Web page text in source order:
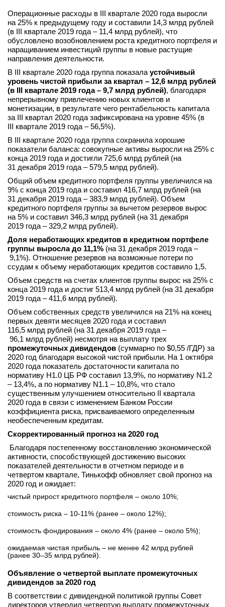
Операционные расходы в III квартале 2020 года выросли
на 25% к предыдущему году и составили 14,3 млрд рублей
(в III квартале 2019 года – 11,4 млрд рублей), что
обусловлено возобновлением роста кредитного портфеля и
наращиванием инвестиций группы в новые растущие
направления деятельности.
В III квартале 2020 года группа показала устойчивый
уровень чистой прибыли за квартал – 12,6 млрд рублей
(в III квартале 2019 года – 9,7 млрд рублей), благодаря
непрерывному привлечению новых клиентов и
монетизации, в результате чего рентабельность капитала
за III квартал 2020 года зафиксирована на уровне 45% (в
III квартале 2019 года – 56,5%).
В III квартале 2020 года группа сохранила хорошие
показатели баланса: совокупные активы выросли на 25% с
конца 2019 года и достигли 725,6 млрд рублей (на
31 декабря 2019 года – 579,5 млрд рублей).
Общий объем кредитного портфеля группы увеличился на
9% с конца 2019 года и составил 416,7 млрд рублей (на
31 декабря 2019 года – 383,9 млрд рублей). Объем
кредитного портфеля группы за вычетом резервов вырос
на 5% и составил 346,3 млрд рублей (на 31 декабря
2019 года – 329,2 млрд рублей).
Доля неработающих кредитов в кредитном портфеле
группы выросла до 11,1% (на 31 декабря 2019 года –
9,1%). Отношение резервов на возможные потери по
ссудам к объему неработающих кредитов составило 1,5.
Объем средств на счетах клиентов группы вырос на 25% с
конца 2019 года и достиг 513,4 млрд рублей (на 31 декабря
2019 года – 411,6 млрд рублей).
Объем собственных средств увеличился на 21% на конец
первых девяти месяцев 2020 года и составил
116,5 млрд рублей (на 31 декабря 2019 года –
96,1 млрд рублей) несмотря на выплату трех
промежуточных дивидендов (суммарно по $0,55 /ГДР) за
2020 год благодаря высокой чистой прибыли. На 1 октября
2020 года показатель достаточности капитала по
нормативу Н1.0 ЦБ РФ составил 13,9%, по нормативу N1.2
– 13,4%, а по нормативу N1.1 – 10,8%, что стало
существенным улучшением относительно II квартала
2020 года в связи с изменением Банком России
коэффициента риска, присваиваемого определенным
необеспеченным кредитам.
Скорректированный прогноз на 2020 год
Благодаря постепенному восстановлению экономической
активности, способствующей достижению высоких
показателей деятельности в отчетном периоде и в
четвертом квартале, Тинькофф обновляет свой прогноз на
2020 год и ожидает:
чистый прирост кредитного портфеля – около 10%;
стоимость риска – 10-11% (ранее – около 12%);
стоимость фондирования – около 4% (ранее – около 5%);
ожидаемая чистая прибыль – не менее 42 млрд рублей
(ранее 30–35 млрд рублей).
Объявление о четвертой выплате промежуточных
дивидендов за 2020 год
В соответствии с дивидендной политикой группы Совет
директоров утвердил четвертую выплату промежуточных